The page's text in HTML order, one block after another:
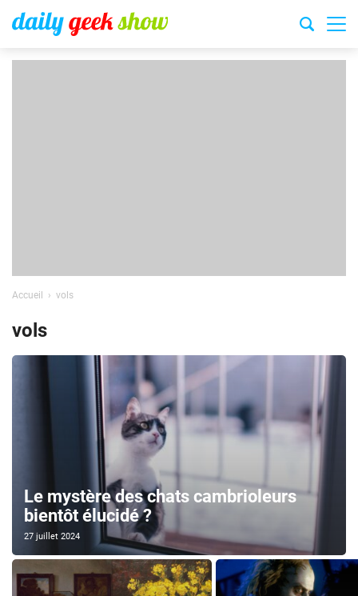
Accueil vols
vols
Le mystère des chats cambrioleurs
bientôt élucidé ?
27 juillet 2024